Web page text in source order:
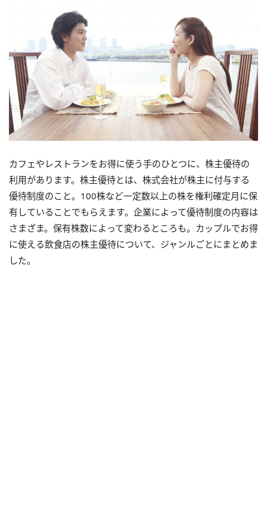
カフェやレストランをお得に使う手のひとつに、株主優待の
利用があります。株主優待とは、株式会社が株主に付与する
優待制度のこと。100株など一定数以上の株を権利確定月に保
有していることでもらえます。企業によって優待制度の内容は
さまざま。保有株数によって変わるところも。カップルでお得
に使える飲食店の株主優待について、ジャンルごとにまとめま
した。